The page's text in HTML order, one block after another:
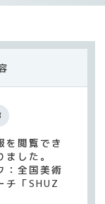
を閲覧でき
した。
：全国美術
チ「SHUZ